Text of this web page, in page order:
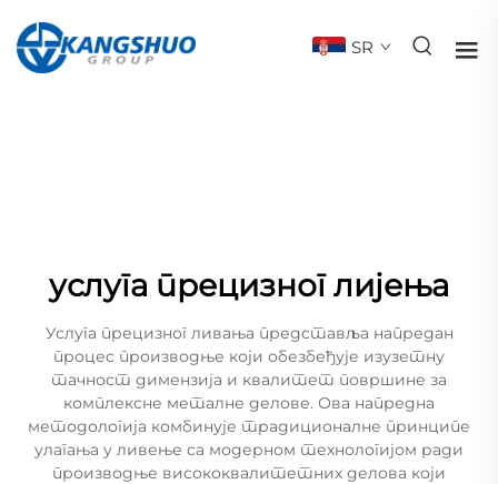
SR
услуга прецизног лијења
Услуга прецизног ливања представља напредан
процес производње који обезбеђује изузетну
тачност димензија и квалитет површине за
комплексне металне делове. Ова напредна
методологија комбинује традиционалне принципе
улагања у ливење са модерном технологијом ради
производње висококвалитетних делова који